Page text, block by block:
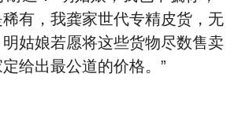
有，我龚家世代专精皮货，无
姑娘若愿将这些货物尽数售卖
给出最公道的价格。”